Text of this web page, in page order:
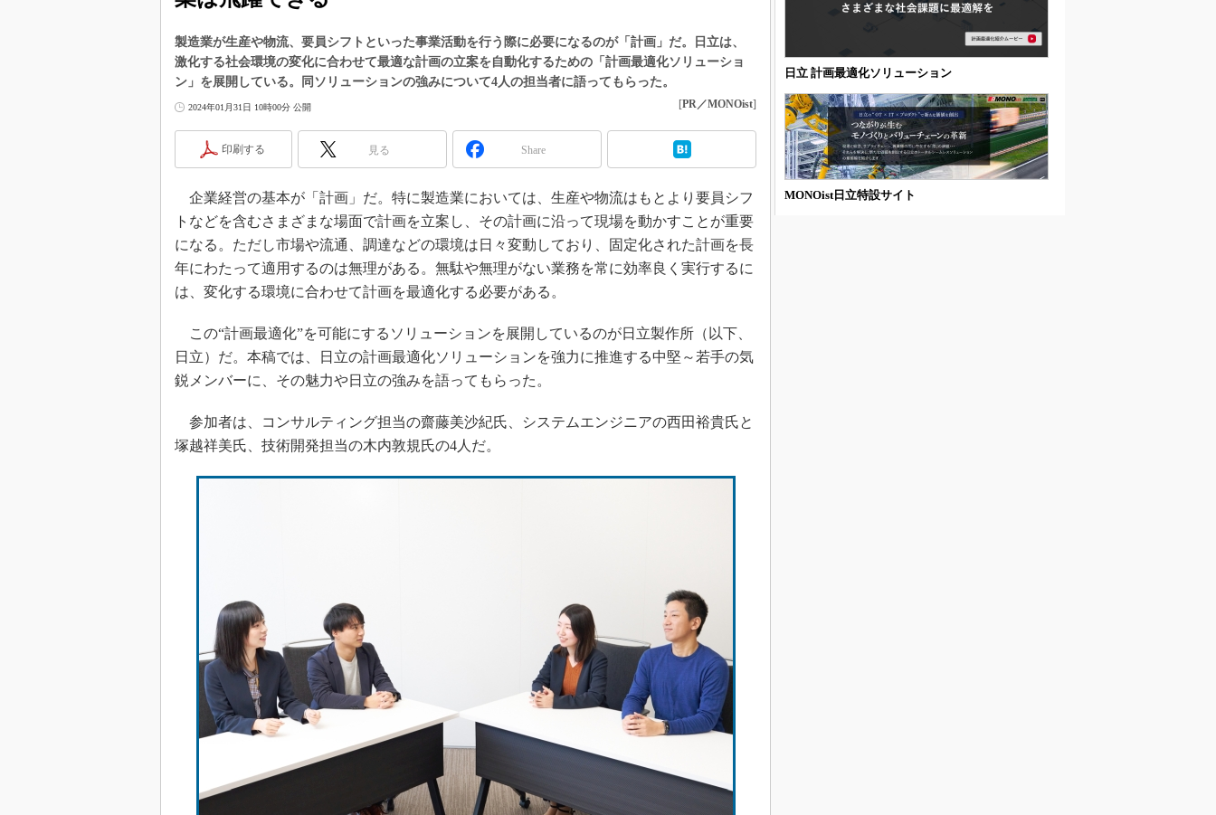
製造業が生産や物流、要員シフトといった事業活動を行う際に必要になるのが「計画」だ。日立は、
激化する社会環境の変化に合わせて最適な計画の立案を自動化するための「計画最適化ソリューショ
ン」を展開している。同ソリューションの強みについて4人の担当者に語ってもらった。
2024年01月31日 10時00分 公開 [PR／MONOist]
印刷する 見る Share
企業経営の基本が「計画」だ。特に製造業においては、生産や物流はもとより要員シフ
トなどを含むさまざまな場面で計画を立案し、その計画に沿って現場を動かすことが重要
になる。ただし市場や流通、調達などの環境は日々変動しており、固定化された計画を長
年にわたって適用するのは無理がある。無駄や無理がない業務を常に効率良く実行するに
は、変化する環境に合わせて計画を最適化する必要がある。
この“計画最適化”を可能にするソリューションを展開しているのが日立製作所（以下、
日立）だ。本稿では、日立の計画最適化ソリューションを強力に推進する中堅～若手の気
鋭メンバーに、その魅力や日立の強みを語ってもらった。
参加者は、コンサルティング担当の齋藤美沙紀氏、システムエンジニアの西田裕貴氏と
塚越祥美氏、技術開発担当の木内敦規氏の4人だ。
日立 計画最適化ソリューション
MONOist日立特設サイト